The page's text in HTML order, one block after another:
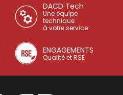
DACD Tech
Une équipe
technique
à votre service
ENGAGEMENTS
Qualité et RSE